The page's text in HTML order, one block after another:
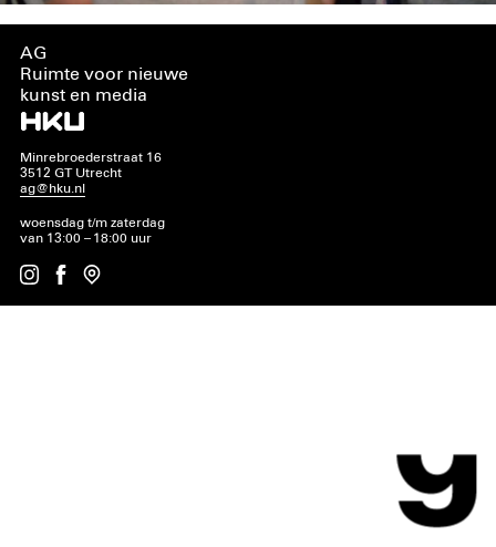
AG
Ruimte voor nieuwe
kunst en media
Minrebroederstraat 16
3512 GT Utrecht
ag@hku.nl
woensdag t/m zaterdag
van 13:00 – 18:00 uur